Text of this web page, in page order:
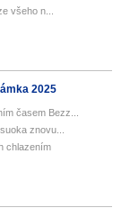
všeho n...
2025
časem Bezz...
znovu...
chlazením